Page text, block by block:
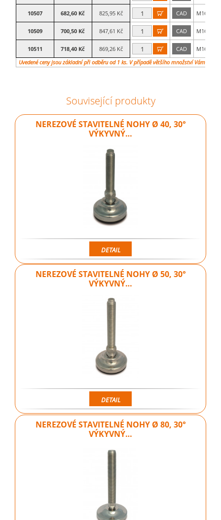
10507 682,60 Kč 825,95 Kč  CAD M16×125
10509 700,50 Kč 847,61 Kč  CAD M16×150
10511 718,40 Kč 869,26 Kč  CAD
M16×175
Uvedené ceny jsou základní při odběru od 1 ks. V případě většího množství Vám
Související produkty
NEREZOVÉ STAVITELNÉ NOHY Ø 40, 30°
VÝKYVNÝ…
DETAIL
NEREZOVÉ STAVITELNÉ NOHY Ø 50, 30°
VÝKYVNÝ…
DETAIL
NEREZOVÉ STAVITELNÉ NOHY Ø 80, 30°
VÝKYVNÝ…